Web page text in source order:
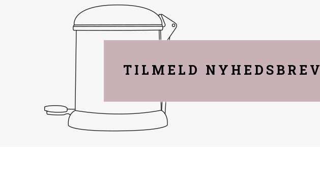
TILMELD NYHEDSBREV